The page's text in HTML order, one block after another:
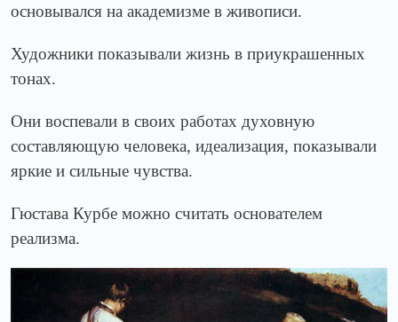
основывался на академизме в живописи.
Художники показывали жизнь в приукрашенных
тонах.
Они воспевали в своих работах духовную
составляющую человека, идеализация, показывали
яркие и сильные чувства.
Гюстава Курбе можно считать основателем
реализма.